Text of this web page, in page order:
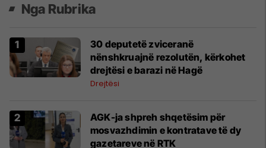
Nga Rubrika
30 deputetë zviceranë
nënshkruajnë rezolutën, kërkohet
drejtësi e barazi në Hagë
Drejtësi
AGK-ja shpreh shqetësim për
mosvazhdimin e kontratave të dy
gazetareve në RTK